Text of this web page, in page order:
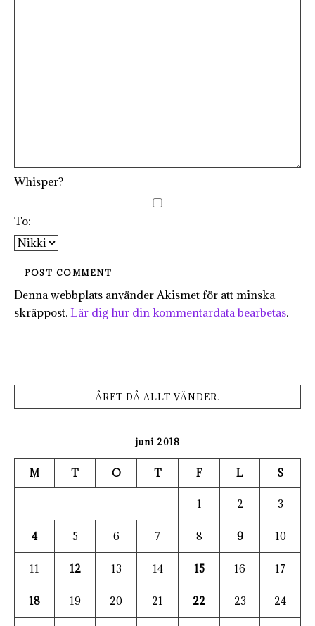
Whisper?
To:
Denna webbplats använder Akismet för att minska
skräppost. Lär dig hur din kommentardata bearbetas.
ÅRET DÅ ALLT VÄNDER.
juni 2018
M T O T F L S
1 2 3
4 5 6 7 8 9 10
11 12 13 14 15 16 17
18 19 20 21 22 23 24